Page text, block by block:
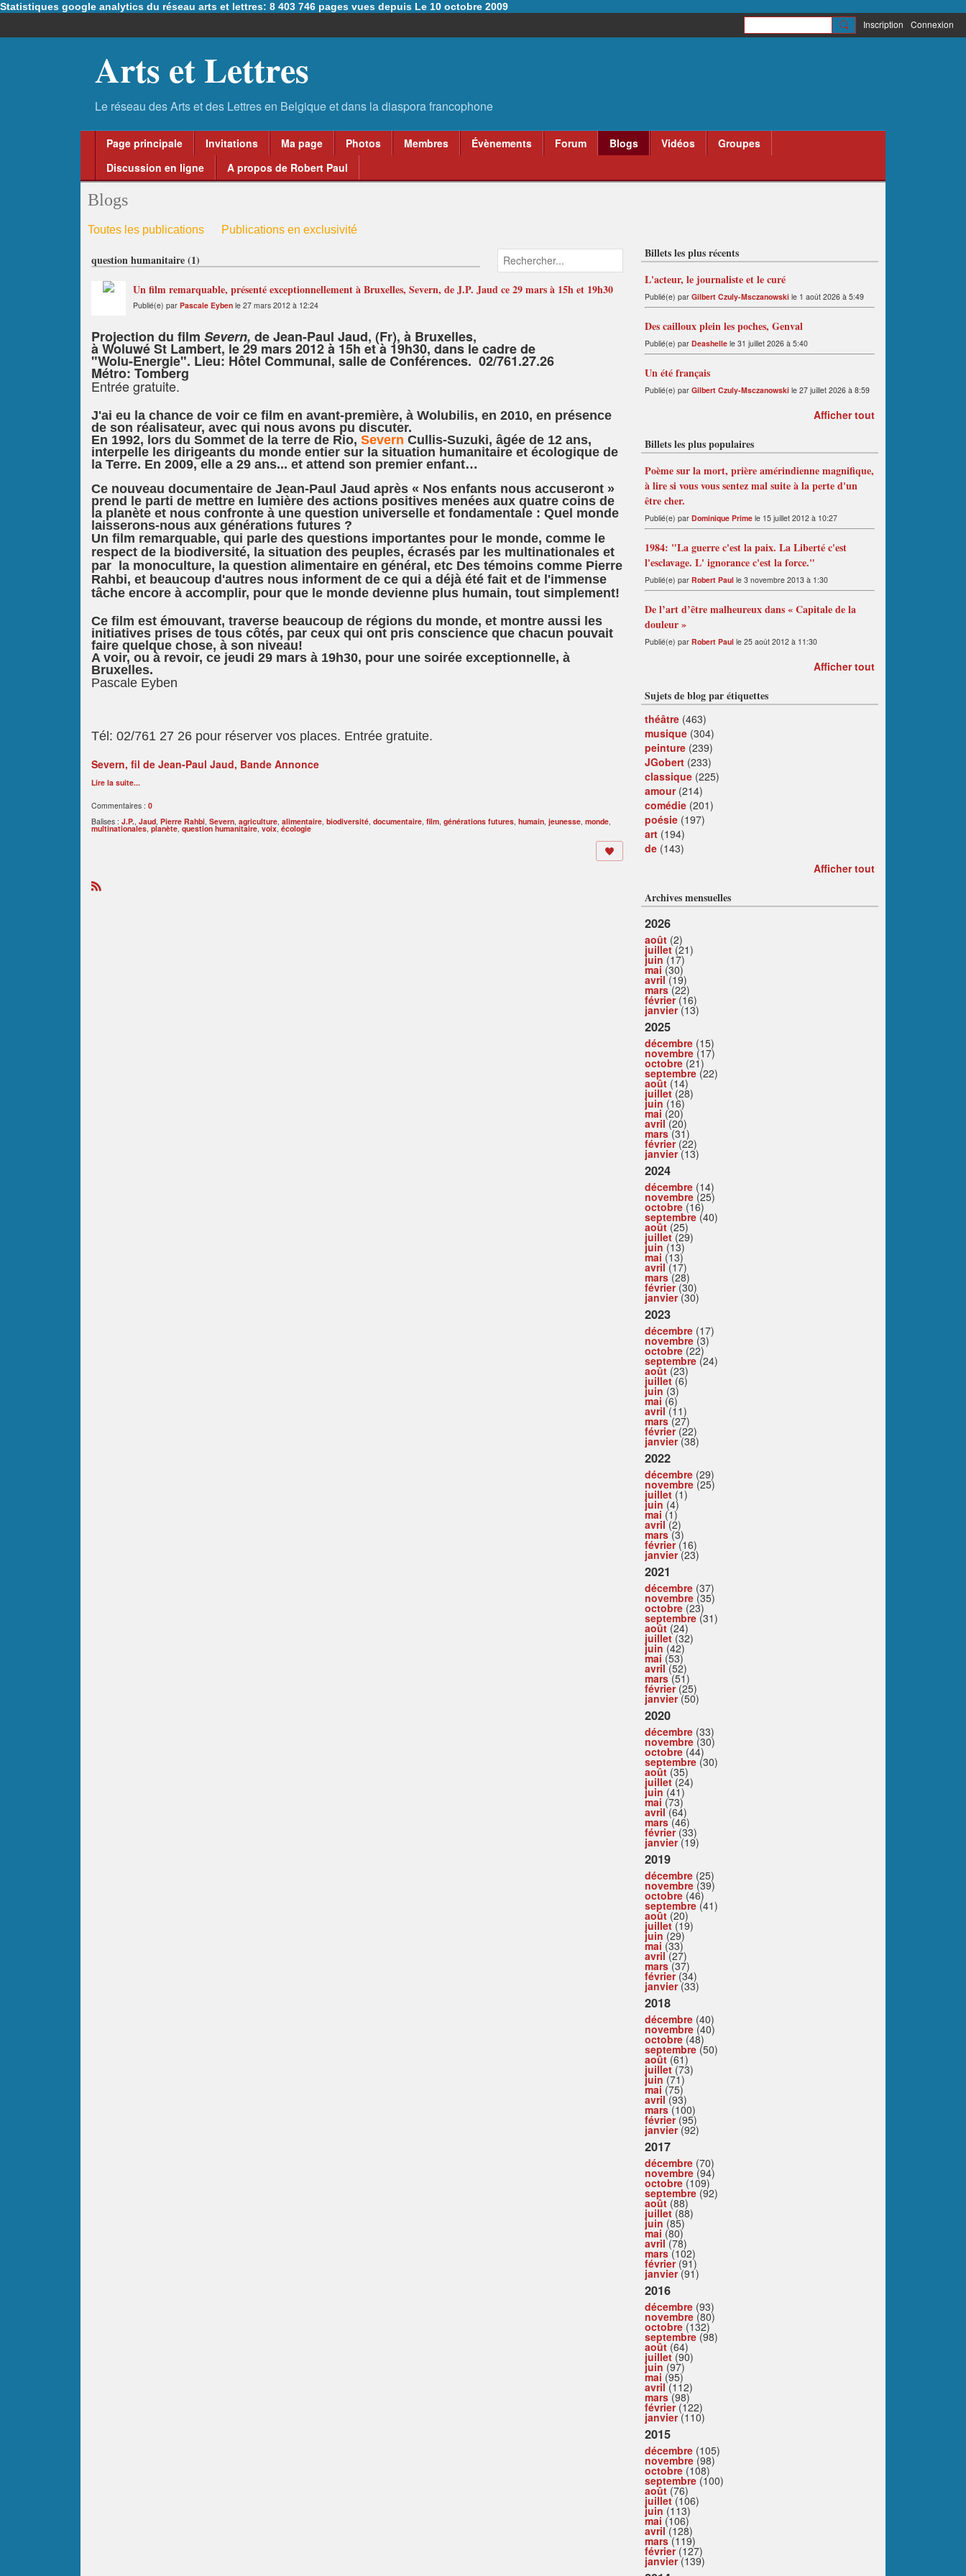
Statistiques google analytics du réseau arts et lettres: 8 403 746 pages vues depuis Le 10 octobre 2009
Inscription Connexion
Arts et Lettres
Page principale Invitations Ma page Photos Membres Évènements Forum Blogs Vidéos
Groupes
Discussion en ligne
A propos de Robert Paul
Blogs
Toutes les publications Publications en exclusivité
question humanitaire (1)
Un film remarquable, présenté exceptionnellement à Bruxelles, Severn, de J.P. Jaud ce 29 mars à 15h et 19h30
Publié(e) par Pascale Eyben le 27 mars 2012 à 12:24
Projection du film Severn, de Jean-Paul Jaud, (Fr), à Bruxelles,
à Woluwé St Lambert, le 29 mars 2012 à 15h et à 19h30, dans le cadre de
"Wolu-Energie". Lieu: Hôtel Communal, salle de Conférences. 02/761.27.26
Métro: Tomberg
Entrée gratuite.
J'ai eu la chance de voir ce film en avant-première, à Wolubilis, en 2010, en présence
de son réalisateur, avec qui nous avons pu discuter.
En 1992, lors du Sommet de la terre de Rio, Severn Cullis-Suzuki, âgée de 12 ans,
interpelle les dirigeants du monde entier sur la situation humanitaire et écologique de
la Terre. En 2009, elle a 29 ans... et attend son premier enfant…
Ce nouveau documentaire de Jean-Paul Jaud après « Nos enfants nous accuseront »
prend le parti de mettre en lumière des actions positives menées aux quatre coins de
la planète et nous confronte à une question universelle et fondamentale : Quel monde
laisserons-nous aux générations futures ?
Un film remarquable, qui parle des questions importantes pour le monde, comme le
respect de la biodiversité, la situation des peuples, écrasés par les multinationales et
par la monoculture, la question alimentaire en général, etc Des témoins comme Pierre
Rahbi, et beaucoup d'autres nous informent de ce qui a déjà été fait et de l'immense
tâche encore à accomplir, pour que le monde devienne plus humain, tout simplement!
Ce film est émouvant, traverse beaucoup de régions du monde, et montre aussi les
initiatives prises de tous côtés, par ceux qui ont pris conscience que chacun pouvait
faire quelque chose, à son niveau!
A voir, ou à revoir, ce jeudi 29 mars à 19h30, pour une soirée exceptionnelle, à
Bruxelles.
Pascale Eyben
Tél: 02/761 27 26 pour réserver vos places. Entrée gratuite.
Severn, fil de Jean-Paul Jaud, Bande Annonce
Lire la suite...
Commentaires : 0
Balises : J.P., Jaud, Pierre Rahbi, Severn, agriculture, alimentaire, biodiversité, documentaire, film, générations futures, humain, jeunesse, monde,
multinationales, planète, question humanitaire, voix, écologie
Billets les plus récents
L'acteur, le journaliste et le curé
Publié(e) par Gilbert Czuly-Msczanowski le 1 août 2026 à 5:49
Des cailloux plein les poches, Genval
Publié(e) par Deashelle le 31 juillet 2026 à 5:40
Un été français
Publié(e) par Gilbert Czuly-Msczanowski le 27 juillet 2026 à 8:59
Afficher tout
Billets les plus populaires
Poème sur la mort, prière amérindienne magnifique,
à lire si vous vous sentez mal suite à la perte d'un
être cher.
Publié(e) par Dominique Prime le 15 juillet 2012 à 10:27
1984: "La guerre c'est la paix. La Liberté c'est
l'esclavage. L' ignorance c'est la force."
Publié(e) par Robert Paul le 3 novembre 2013 à 1:30
De l’art d’être malheureux dans « Capitale de la
douleur »
Publié(e) par Robert Paul le 25 août 2012 à 11:30
Afficher tout
Sujets de blog par étiquettes
théâtre (463)
musique (304)
peinture (239)
JGobert (233)
classique (225)
amour(214)
comédie (201)
poésie (197)
art (194)
de (143)
Afficher tout
Archives mensuelles
2026
août (2)
juillet(21)
juin (17)
mai (30)
avril(19)
mars(22)
février(16)
janvier(13)
2025
décembre (15)
novembre (17)
octobre (21)
septembre (22)
août (14)
juillet(28)
juin (16)
mai (20)
avril(20)
mars(31)
février(22)
janvier(13)
2024
décembre (14)
novembre (25)
octobre (16)
septembre (40)
août (25)
juillet(29)
juin (13)
mai (13)
avril(17)
mars(28)
février(30)
janvier(30)
2023
décembre (17)
novembre (3)
octobre (22)
septembre (24)
août (23)
juillet(6)
juin (3)
mai (6)
avril(11)
mars(27)
février(22)
janvier(38)
2022
décembre (29)
novembre (25)
juillet (1)
juin (4)
mai (1)
avril(2)
mars(3)
février(16)
janvier(23)
2021
décembre (37)
novembre (35)
octobre (23)
septembre (31)
août (24)
juillet(32)
juin (42)
mai (53)
avril(52)
mars(51)
février(25)
janvier(50)
2020
décembre (33)
novembre (30)
octobre (44)
septembre (30)
août (35)
juillet(24)
juin (41)
mai (73)
avril(64)
mars(46)
février(33)
janvier(19)
2019
décembre (25)
novembre (39)
octobre (46)
septembre (41)
août (20)
juillet(19)
juin (29)
mai (33)
avril(27)
mars(37)
février(34)
janvier(33)
2018
décembre (40)
novembre (40)
octobre (48)
septembre (50)
août (61)
juillet(73)
juin (71)
mai (75)
avril(93)
mars(100)
février(95)
janvier(92)
2017
décembre (70)
novembre (94)
octobre (109)
septembre (92)
août (88)
juillet(88)
juin (85)
mai (80)
avril(78)
mars(102)
février(91)
janvier(91)
2016
décembre (93)
novembre (80)
octobre (132)
septembre (98)
août (64)
juillet(90)
juin (97)
mai (95)
avril(112)
mars(98)
février(122)
janvier(110)
2015
décembre (105)
novembre (98)
octobre (108)
septembre (100)
août (76)
juillet(106)
juin (113)
mai (106)
avril(128)
mars(119)
février(127)
janvier(139)